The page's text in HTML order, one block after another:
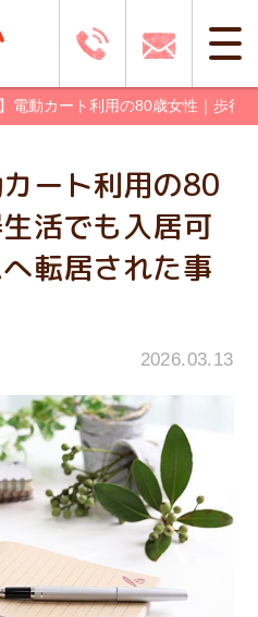
】電動カート利用の80歳女性｜歩
カート利用の80
活でも入居可
転居された事
2026.03.13